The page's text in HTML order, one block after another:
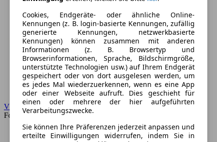
VW
Forum
Cookies, Endgeräte- oder ähnliche Online-
Kennungen (z. B. login-basierte Kennungen, zufällig
generierte Kennungen, netzwerkbasierte
Kennungen) können zusammen mit anderen
Informationen (z. B. Browsertyp und
Browserinformationen, Sprache, Bildschirmgröße,
unterstützte Technologien usw.) auf Ihrem Endgerät
gespeichert oder von dort ausgelesen werden, um
es jedes Mal wiederzuerkennen, wenn es eine App
oder einer Webseite aufruft. Dies geschieht für
einen oder mehrere der hier aufgeführten
Verarbeitungszwecke.
Sie können Ihre Präferenzen jederzeit anpassen und
erteilte Einwilligungen widerrufen, indem Sie in